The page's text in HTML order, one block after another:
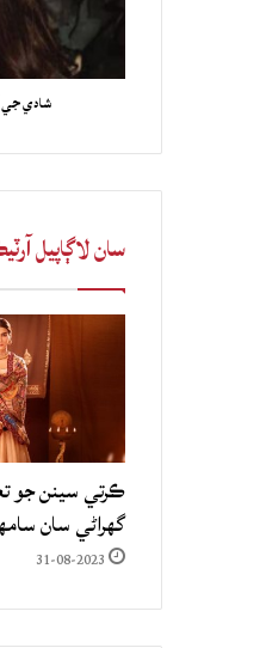
شادي جي
سان لاڳاپيل
ڪرتي سينن جو
گهراڻي سان
31-08-2023